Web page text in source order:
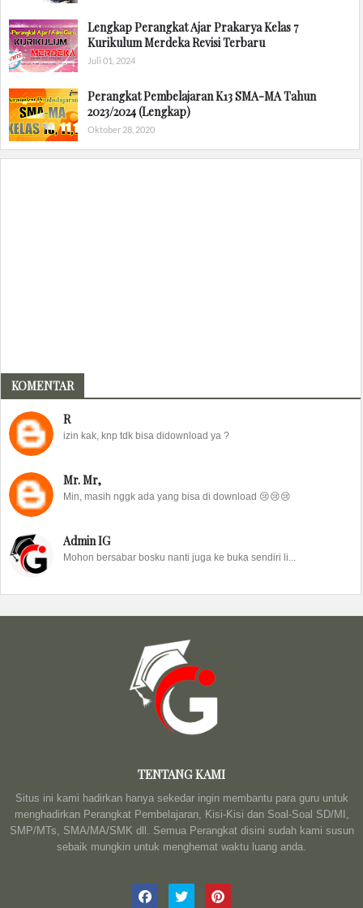
Lengkap Perangkat Ajar Prakarya Kelas 7
Kurikulum Merdeka Revisi Terbaru
Juli 01, 2024
Perangkat Pembelajaran K13 SMA-MA Tahun
2023/2024 (Lengkap)
Oktober 28, 2020
KOMENTAR
R
izin kak, knp tdk bisa didownload ya ?
Mr. Mr,
Min, masih nggk ada yang bisa di download 😢😢😢
Admin IG
Mohon bersabar bosku nanti juga ke buka sendiri li...
TENTANG KAMI
Situs ini kami hadirkan hanya sekedar ingin membantu para guru untuk
menghadirkan Perangkat Pembelajaran, Kisi-Kisi dan Soal-Soal SD/MI,
SMP/MTs, SMA/MA/SMK dll. Semua Perangkat disini sudah kami susun
sebaik mungkin untuk menghemat waktu luang anda.